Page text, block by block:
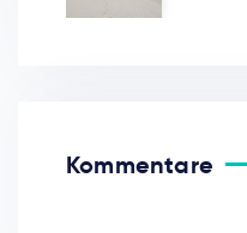
Kommentare